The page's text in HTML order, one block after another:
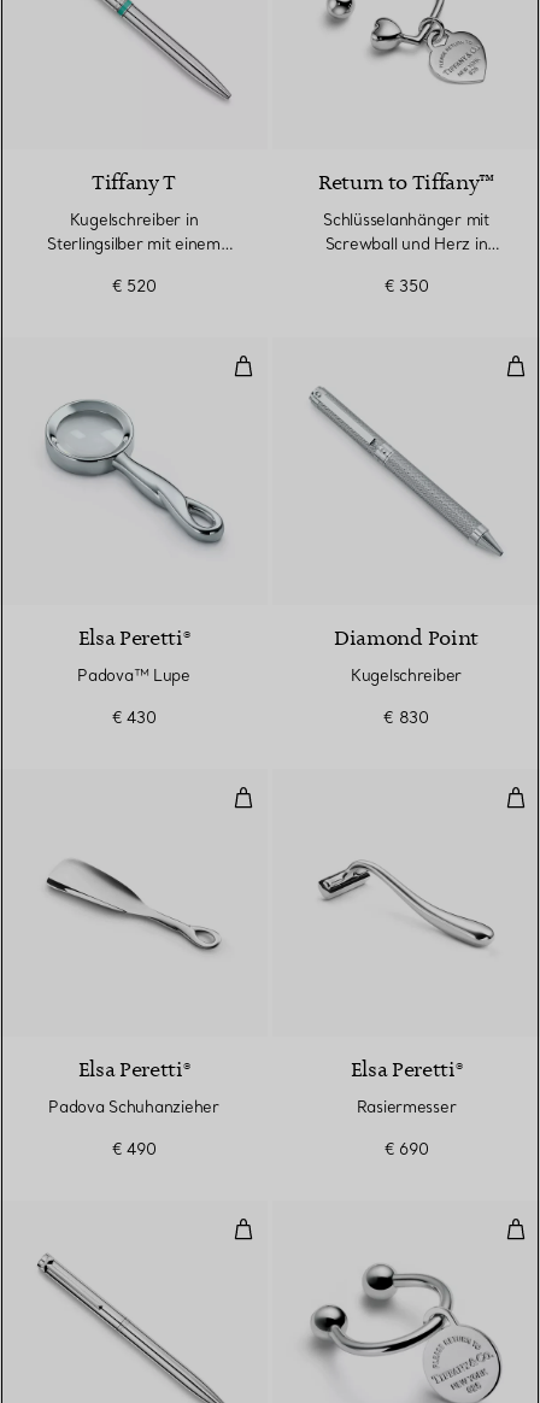
Tiffany T
Kugelschreiber in
Sterlingsilber mit einem
€ 520
Return to Tiffany™
Schlüsselanhänger mit
Screwball und Herz in
€ 350
Padova™ Lupe
Elsa Peretti®
Padova™ Lupe
€ 430
Diamond Point
Kugelschreiber
€ 830
Padova Schuhanzieher
Elsa Peretti®
Padova Schuhanzieher
€ 490
Elsa Peretti®
Rasiermesser
€ 690
Kugelschreiber in Sterlingsilber